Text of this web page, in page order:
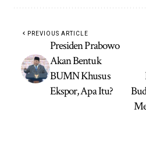
PREVIOUS ARTICLE
Presiden Prabowo
Akan Bentuk
BUMN Khusus
Ekspor, Apa Itu?